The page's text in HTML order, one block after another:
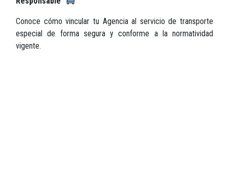
Conoce cómo vincular tu Agencia al servicio de transporte
especial de forma segura y conforme a la normatividad
vigente.